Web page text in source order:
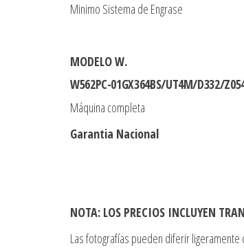
Minimo Sistema de Engrase
MODELO W.
W562PC-01GX364BS/UT4M/D332/
Máquina completa
Garantia Nacional
NOTA: LOS PRECIOS INCLUYEN
Las fotografías pueden diferir ligeramente